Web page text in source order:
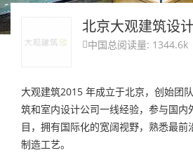
北京大观建筑设
 中国总阅读量: 1344.6k
大观建筑2015 年成立于北京，创始团
筑和室内设计公司一线经验，参与国内
目，拥有国际化的宽阔视野，熟悉最前
制造工艺。